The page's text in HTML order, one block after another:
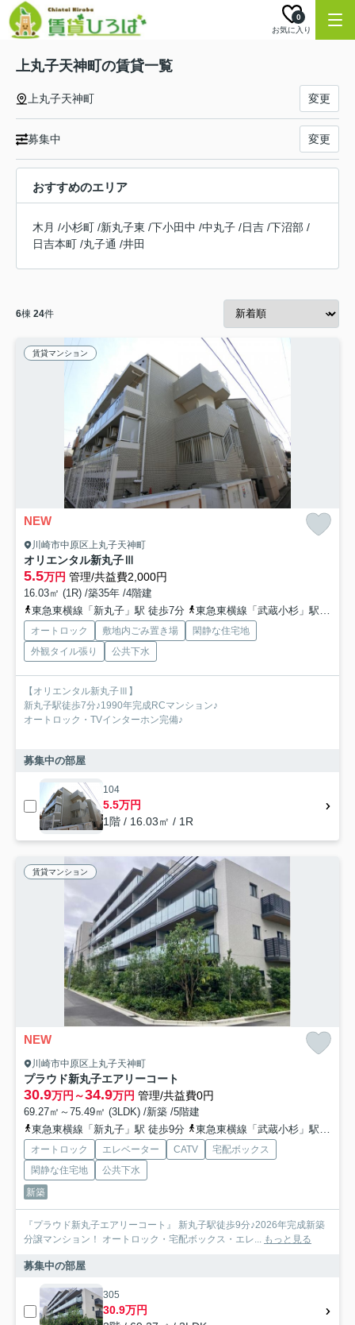
お気に入り
0
上丸子天神町の賃貸一覧
上丸子天神町 変更
募集中 変更
おすすめのエリア
木月 /小杉町 /新丸子東 /下小田中 /中丸子 /日吉 /下沼部 /
日吉本町 /丸子通 /井田
6棟 24件
賃貸マンション
NEW
川崎市中原区上丸子天神町
オリエンタル新丸子Ⅲ
5.5万円 管理/共益費2,000円
16.03㎡ (1R) /築35年 /4階建
東急東横線「新丸子」駅 徒歩7分
東急東横線「武蔵小杉」駅 徒歩13分
オートロック 敷地内ごみ置き場
閑静な住宅地
外観タイル張り
公共下水
【オリエンタル新丸子Ⅲ】
新丸子駅徒歩7分♪1990年完成RCマンション♪
オートロック・TVインターホン完備♪
募集中の部屋
104
5.5万円
1階 / 16.03㎡ / 1R
賃貸マンション
NEW
川崎市中原区上丸子天神町
プラウド新丸子エアリーコート
30.9万円～34.9万円 管理/共益費0円
69.27㎡～75.49㎡ (3LDK) /新築 /5階建
東急東横線「新丸子」駅 徒歩9分
東急東横線「武蔵小杉」駅 徒歩16分
オートロック エレベーター CATV
宅配ボックス
閑静な住宅地
公共下水
新築
『プラウド新丸子エアリーコート』 新丸子駅徒歩9分♪2026年完成新築
分譲マンション！ オートロック・宅配ボックス・エレ... もっと見る
募集中の部屋
305
30.9万円